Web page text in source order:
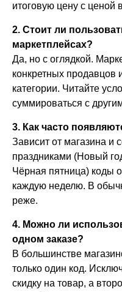
итоговую цену с ценой
2. Стоит ли
маркетплейсах?
Да, но с оглядкой.
конкретных продавцов
категории. Читайте
суммироваться с
3. Как часто
Зависит от магазина и
праздниками (Новый
Чёрная пятница) коды
каждую неделю. В
реже.
4. Можно ли
одном заказе?
В большинстве
только один код.
скидку на товар, а